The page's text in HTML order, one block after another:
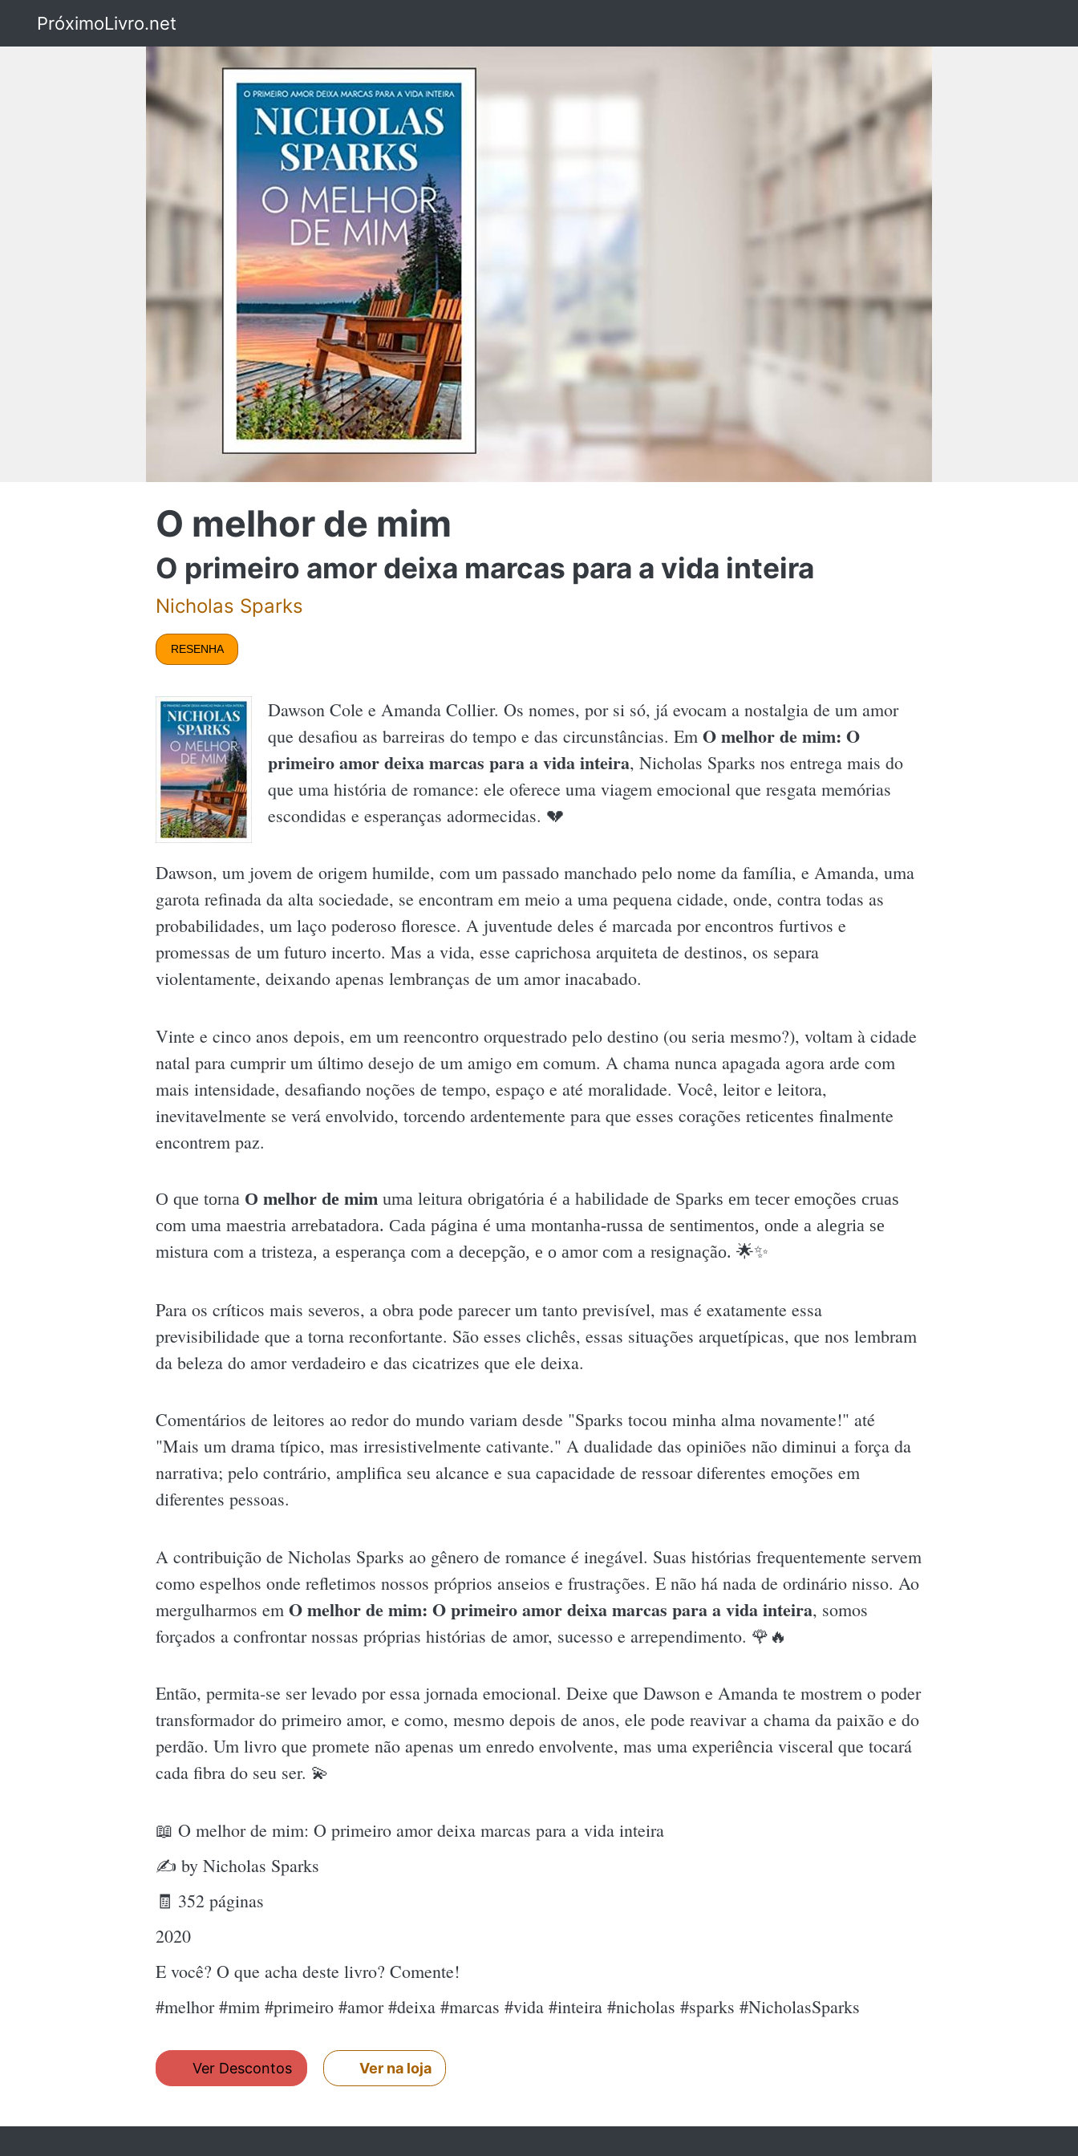
PróximoLivro.net
O melhor de mim
O primeiro amor deixa marcas para a vida inteira
Nicholas Sparks
RESENHA
Dawson Cole e Amanda Collier. Os nomes, por si só, já evocam a nostalgia de um amor
que desafiou as barreiras do tempo e das circunstâncias. Em O melhor de mim: O
primeiro amor deixa marcas para a vida inteira, Nicholas Sparks nos entrega mais do
que uma história de romance: ele oferece uma viagem emocional que resgata memórias
escondidas e esperanças adormecidas. 💔
Dawson, um jovem de origem humilde, com um passado manchado pelo nome da família, e Amanda, uma
garota refinada da alta sociedade, se encontram em meio a uma pequena cidade, onde, contra todas as
probabilidades, um laço poderoso floresce. A juventude deles é marcada por encontros furtivos e
promessas de um futuro incerto. Mas a vida, esse caprichosa arquiteta de destinos, os separa
violentamente, deixando apenas lembranças de um amor inacabado.
Vinte e cinco anos depois, em um reencontro orquestrado pelo destino (ou seria mesmo?), voltam à cidade
natal para cumprir um último desejo de um amigo em comum. A chama nunca apagada agora arde com
mais intensidade, desafiando noções de tempo, espaço e até moralidade. Você, leitor e leitora,
inevitavelmente se verá envolvido, torcendo ardentemente para que esses corações reticentes finalmente
encontrem paz.
O que torna O melhor de mim uma leitura obrigatória é a habilidade de Sparks em tecer emoções cruas
com uma maestria arrebatadora. Cada página é uma montanha-russa de sentimentos, onde a alegria se
mistura com a tristeza, a esperança com a decepção, e o amor com a resignação. 🌟✨️
Para os críticos mais severos, a obra pode parecer um tanto previsível, mas é exatamente essa
previsibilidade que a torna reconfortante. São esses clichês, essas situações arquetípicas, que nos lembram
da beleza do amor verdadeiro e das cicatrizes que ele deixa.
Comentários de leitores ao redor do mundo variam desde "Sparks tocou minha alma novamente!" até
"Mais um drama típico, mas irresistivelmente cativante." A dualidade das opiniões não diminui a força da
narrativa; pelo contrário, amplifica seu alcance e sua capacidade de ressoar diferentes emoções em
diferentes pessoas.
A contribuição de Nicholas Sparks ao gênero de romance é inegável. Suas histórias frequentemente servem
como espelhos onde refletimos nossos próprios anseios e frustrações. E não há nada de ordinário nisso. Ao
mergulharmos em O melhor de mim: O primeiro amor deixa marcas para a vida inteira, somos
forçados a confrontar nossas próprias histórias de amor, sucesso e arrependimento. 🌹🔥
Então, permita-se ser levado por essa jornada emocional. Deixe que Dawson e Amanda te mostrem o poder
transformador do primeiro amor, e como, mesmo depois de anos, ele pode reavivar a chama da paixão e do
perdão. Um livro que promete não apenas um enredo envolvente, mas uma experiência visceral que tocará
cada fibra do seu ser. 💫
📖 O melhor de mim: O primeiro amor deixa marcas para a vida inteira
✍ by Nicholas Sparks
🧾 352 páginas
2020
E você? O que acha deste livro? Comente!
#melhor #mim #primeiro #amor #deixa #marcas #vida #inteira #nicholas #sparks #NicholasSparks
Ver Descontos Ver na loja